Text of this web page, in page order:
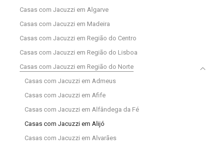
Casas com Jacuzzi em Algarve
Casas com Jacuzzi em Madeira
Casas com Jacuzzi em Região do Centro
Casas com Jacuzzi em Região do Lisboa
Casas com Jacuzzi em Região do Norte
Casas com Jacuzzi em Admeus
Casas com Jacuzzi em Afife
Casas com Jacuzzi em Alfândega da Fé
Casas com Jacuzzi em Alijó
Casas com Jacuzzi em Alvarães